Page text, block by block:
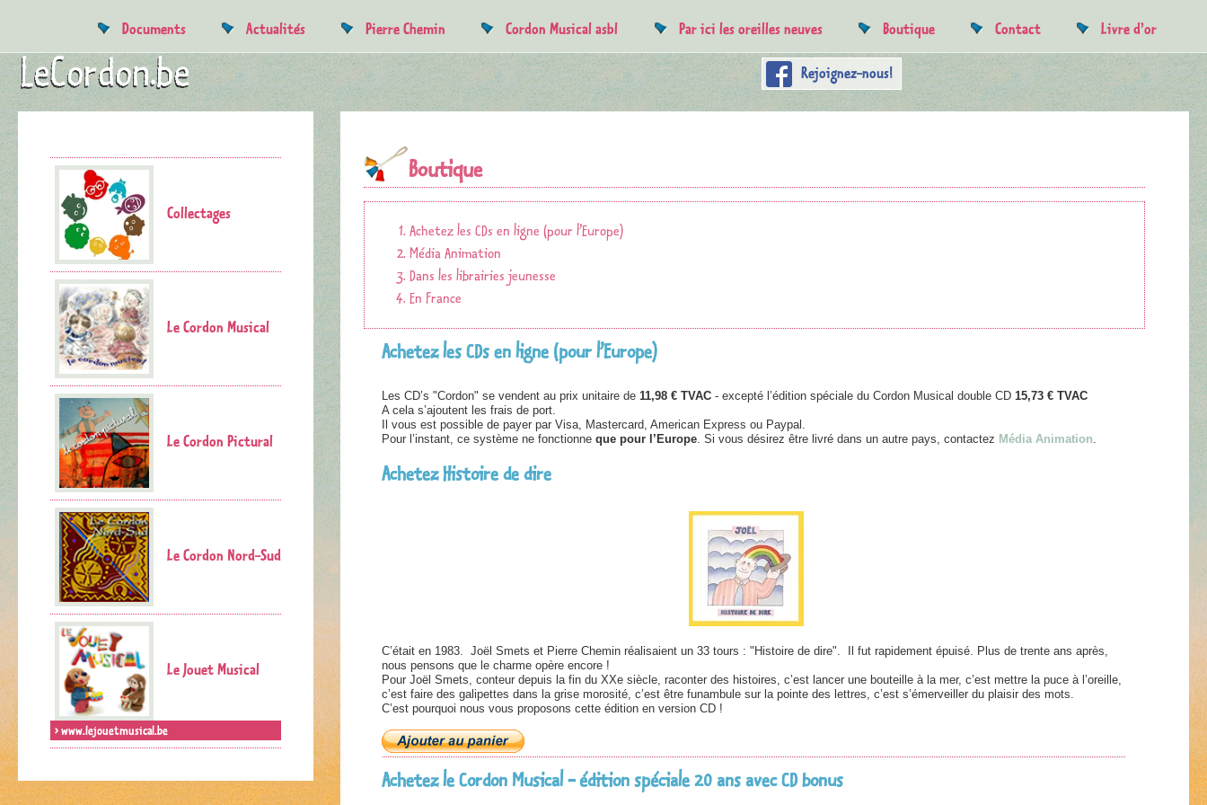
Rejoignez-nous!
Documents Actualités Pierre Chemin Cordon Musical asbl Par ici les oreilles neuves Boutique Contact Livre d’or
Collectages
Le Cordon Musical
Le Cordon Pictural
Le Cordon Nord-Sud
Le Jouet Musical
> www.lejouetmusical.be
Boutique
Achetez les CDs en ligne (pour l’Europe)
Média Animation
Dans les librairies jeunesse
En France
Achetez les CDs en ligne (pour l’Europe)
Les CD’s "Cordon" se vendent au prix unitaire de 11,98 € TVAC - excepté l’édition spéciale du Cordon Musical double CD 15,73 € TVAC
A cela s’ajoutent les frais de port.
Il vous est possible de payer par Visa, Mastercard, American Express ou Paypal.
Pour l’instant, ce système ne fonctionne que pour l’Europe. Si vous désirez être livré dans un autre pays, contactez Média Animation.
Achetez Histoire de dire
C’était en 1983. Joël Smets et Pierre Chemin réalisaient un 33 tours : "Histoire de dire". Il fut rapidement épuisé. Plus de trente ans après,
nous pensons que le charme opère encore !
Pour Joël Smets, conteur depuis la fin du XXe siècle, raconter des histoires, c’est lancer une bouteille à la mer, c’est mettre la puce à l’oreille,
c’est faire des galipettes dans la grise morosité, c’est être funambule sur la pointe des lettres, c’est s’émerveiller du plaisir des mots.
C’est pourquoi nous vous proposons cette édition en version CD !
Achetez le Cordon Musical - édition spéciale 20 ans avec CD bonus